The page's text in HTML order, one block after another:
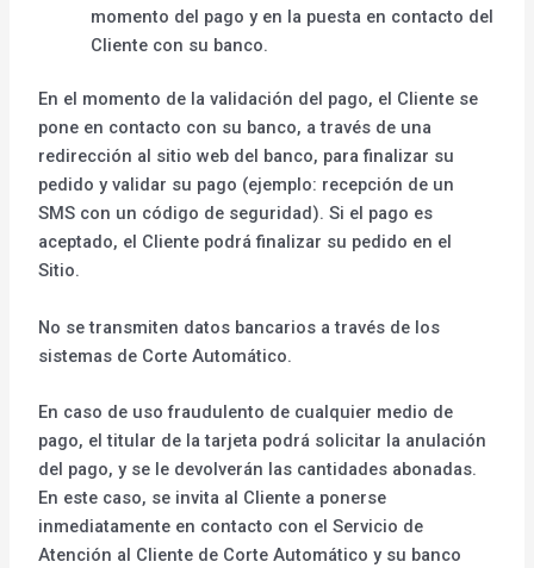
momento del pago y en la puesta en contacto del
Cliente con su banco.
En el momento de la validación del pago, el Cliente se
pone en contacto con su banco, a través de una
redirección al sitio web del banco, para finalizar su
pedido y validar su pago (ejemplo: recepción de un
SMS con un código de seguridad). Si el pago es
aceptado, el Cliente podrá finalizar su pedido en el
Sitio.
No se transmiten datos bancarios a través de los
sistemas de Corte Automático.
En caso de uso fraudulento de cualquier medio de
pago, el titular de la tarjeta podrá solicitar la anulación
del pago, y se le devolverán las cantidades abonadas.
En este caso, se invita al Cliente a ponerse
inmediatamente en contacto con el Servicio de
Atención al Cliente de Corte Automático y su banco